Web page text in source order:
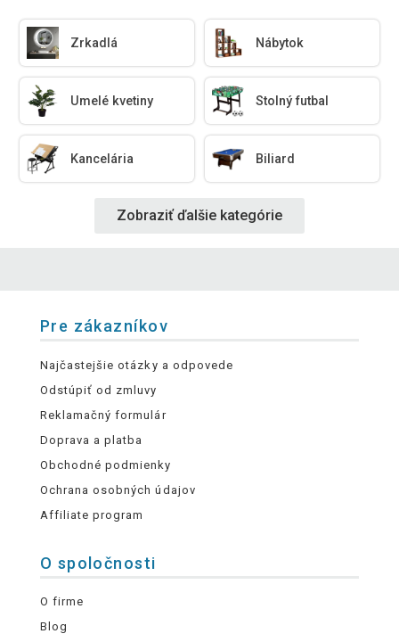
Zrkadlá Nábytok
Umelé kvetiny Stolný futbal
Kancelária Biliard
Zobraziť ďalšie kategórie
Pre zákazníkov
Najčastejšie otázky a odpovede
Odstúpiť od zmluvy
Reklamačný formulár
Doprava a platba
Obchodné podmienky
Ochrana osobných údajov
Affiliate program
O spoločnosti
O firme
Blog